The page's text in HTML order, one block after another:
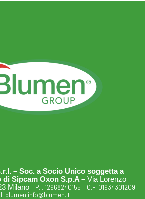
– Soc. a Socio Unico soggetta a
Sipcam Oxon S.p.A – Via Lorenzo
Milano P.I. 12968240155 – C.F. 01934301209
blumen.info@blumen.it